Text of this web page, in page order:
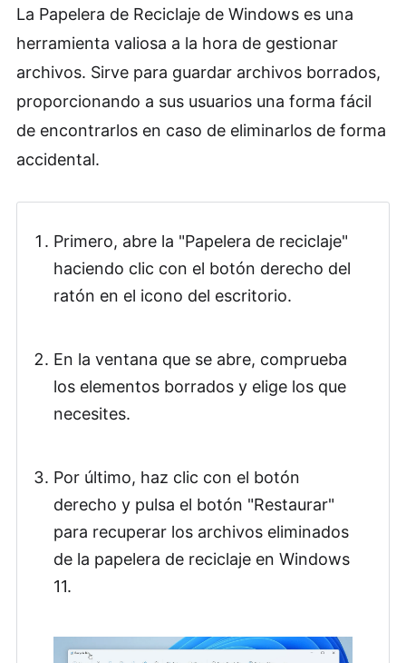
La Papelera de Reciclaje de Windows es una
herramienta valiosa a la hora de gestionar
archivos. Sirve para guardar archivos borrados,
proporcionando a sus usuarios una forma fácil
de encontrarlos en caso de eliminarlos de forma
accidental.
Primero, abre la "Papelera de reciclaje"
haciendo clic con el botón derecho del
ratón en el icono del escritorio.
En la ventana que se abre, comprueba
los elementos borrados y elige los que
necesites.
Por último, haz clic con el botón
derecho y pulsa el botón "Restaurar"
para recuperar los archivos eliminados
de la papelera de reciclaje en Windows
11.